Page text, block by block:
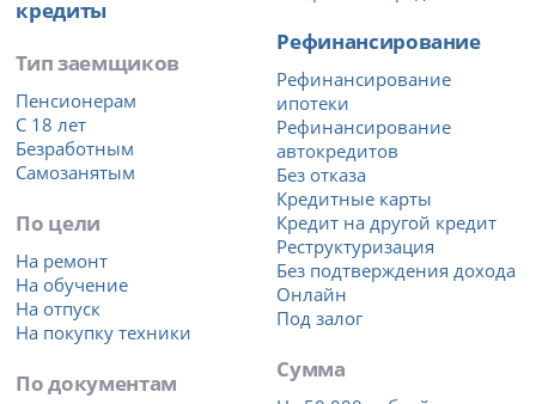
кредиты
Тип заемщиков
Пенсионерам
С 18 лет
Безработным
Самозанятым
По цели
На ремонт
На обучение
На отпуск
На покупку техники
По документам
Рефинансирование
Рефинансирование
ипотеки
Рефинансирование
автокредитов
Без отказа
Кредитные карты
Кредит на другой кредит
Реструктуризация
Без подтверждения дохода
Онлайн
Под залог
Сумма